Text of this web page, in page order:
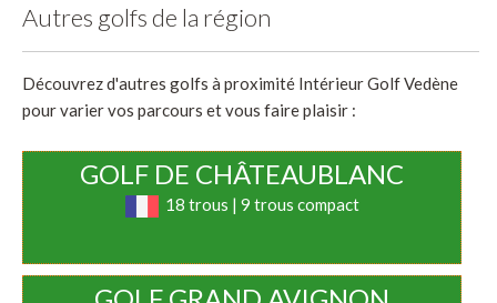
Autres golfs de la région
Découvrez d'autres golfs à proximité Intérieur Golf Vedène
pour varier vos parcours et vous faire plaisir :
GOLF DE CHÂTEAUBLANC
18 trous | 9 trous compact